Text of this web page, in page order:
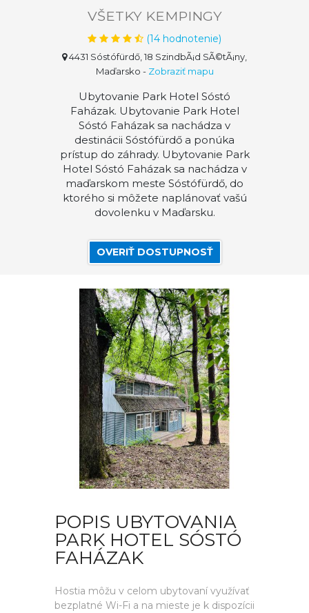
VŠETKY KEMPINGY
(14 hodnotenie)
4431 Sóstófürdő, 18 SzindbÃ¡d SÃ©tÃ¡ny,
Maďarsko - Zobraziť mapu
Ubytovanie Park Hotel Sóstó
Faházak. Ubytovanie Park Hotel
Sóstó Faházak sa nachádza v
destinácii Sóstófürdő a ponúka
prístup do záhrady. Ubytovanie Park
Hotel Sóstó Faházak sa nachádza v
maďarskom meste Sóstófürdő, do
ktorého si môžete naplánovať vašú
dovolenku v Maďarsku.
OVERIŤ DOSTUPNOSŤ
POPIS UBYTOVANIA
PARK HOTEL SÓSTÓ
FAHÁZAK
Hostia môžu v celom ubytovaní využívať
bezplatné Wi-Fi a na mieste je k dispozícii